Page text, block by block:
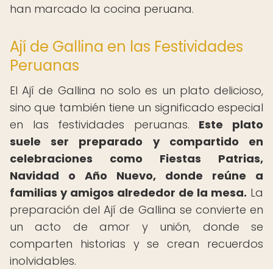
han marcado la cocina peruana.
Ají de Gallina en las Festividades
Peruanas
El Ají de Gallina no solo es un plato delicioso,
sino que también tiene un significado especial
en las festividades peruanas. Este plato
suele ser preparado y compartido en
celebraciones como Fiestas Patrias,
Navidad o Año Nuevo, donde reúne a
familias y amigos alrededor de la mesa. La
preparación del Ají de Gallina se convierte en
un acto de amor y unión, donde se
comparten historias y se crean recuerdos
inolvidables.